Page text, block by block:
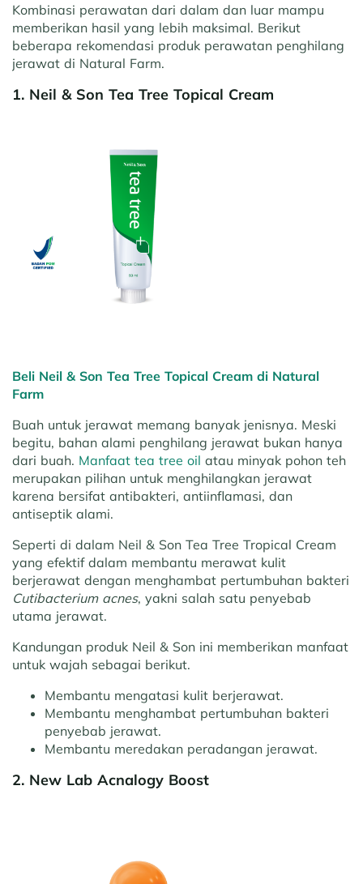
Kombinasi perawatan dari dalam dan luar mampu
memberikan hasil yang lebih maksimal. Berikut
beberapa rekomendasi produk perawatan penghilang
jerawat di Natural Farm.
1. Neil & Son Tea Tree Topical Cream
Beli Neil & Son Tea Tree Topical Cream di Natural
Farm
Buah untuk jerawat memang banyak jenisnya. Meski
begitu, bahan alami penghilang jerawat bukan hanya
dari buah. Manfaat tea tree oil atau minyak pohon teh
merupakan pilihan untuk menghilangkan jerawat
karena bersifat antibakteri, antiinflamasi, dan
antiseptik alami.
Seperti di dalam Neil & Son Tea Tree Tropical Cream
yang efektif dalam membantu merawat kulit
berjerawat dengan menghambat pertumbuhan bakteri
Cutibacterium acnes, yakni salah satu penyebab
utama jerawat.
Kandungan produk Neil & Son ini memberikan manfaat
untuk wajah sebagai berikut.
Membantu mengatasi kulit berjerawat.
Membantu menghambat pertumbuhan bakteri
penyebab jerawat.
Membantu meredakan peradangan jerawat.
2. New Lab Acnalogy Boost